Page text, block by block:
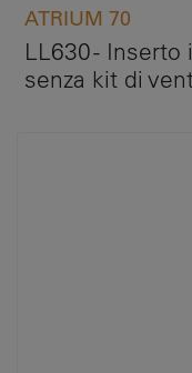
ATRIUM 70
LL630 -
senza kit di